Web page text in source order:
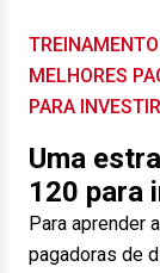
MELHORES
PARA INVESTIR
Uma
120 para
Para aprender
pagadoras de